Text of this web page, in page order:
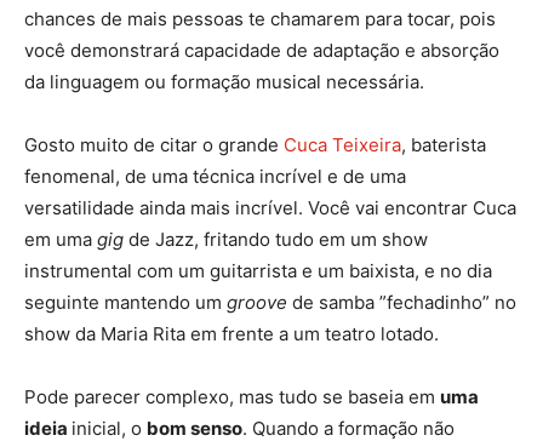
chances de mais pessoas te chamarem para tocar, pois
você demonstrará capacidade de adaptação e absorção
da linguagem ou formação musical necessária.
Gosto muito de citar o grande Cuca Teixeira, baterista
fenomenal, de uma técnica incrível e de uma
versatilidade ainda mais incrível. Você vai encontrar Cuca
em uma gig de Jazz, fritando tudo em um show
instrumental com um guitarrista e um baixista, e no dia
seguinte mantendo um groove de samba ”fechadinho” no
show da Maria Rita em frente a um teatro lotado.
Pode parecer complexo, mas tudo se baseia em uma
ideia inicial, o bom senso. Quando a formação não